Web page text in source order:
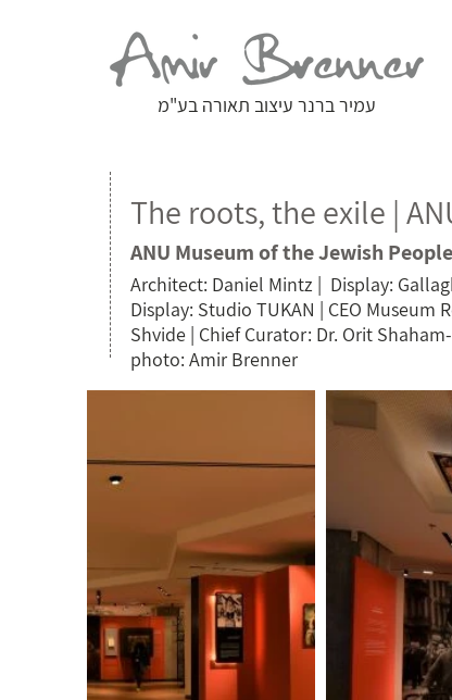
עמיר ברנר עיצוב תאורה בע"מ
The roots, the exile |
ANU Museum of the Jewish
Architect: Daniel Mintz | Display:
Display: Studio TUKAN | CEO Museum
Shvide | Chief Curator: Dr. Orit
photo: Amir Brenner